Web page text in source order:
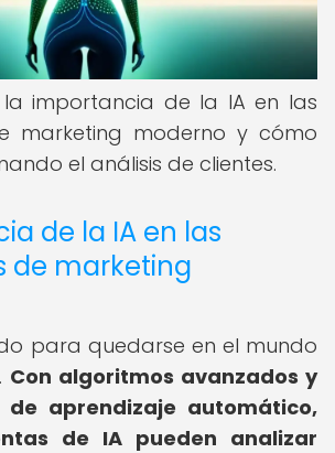
la importancia de la IA en las
marketing moderno y cómo
el análisis de clientes.
de la IA en las
de marketing
para quedarse en el mundo
Con algoritmos avanzados y
de aprendizaje automático,
de IA pueden analizar